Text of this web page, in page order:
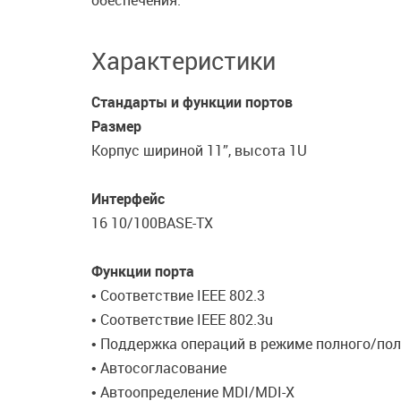
Характеристики
Стандарты и функции портов
Размер
Корпус шириной 11”, высота 1U
Интерфейс
16 10/100BASE-TX
Функции порта
• Соответствие IEEE 802.3
• Соответствие IEEE 802.3u
• Поддержка операций в режиме полного/
• Автосогласование
• Автоопределение MDI/MDI-X